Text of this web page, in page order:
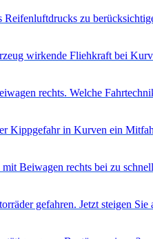
Reifenluftdrucks zu
wirkende Fliehkraft bei
rechts. Welche
Kippgefahr in Kurven ein
Beiwagen rechts bei zu
gefahren. Jetzt steigen